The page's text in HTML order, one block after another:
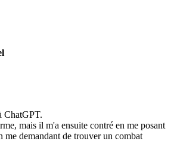
ChatGPT.
mais il m'a ensuite contré en me posant
me demandant de trouver un combat